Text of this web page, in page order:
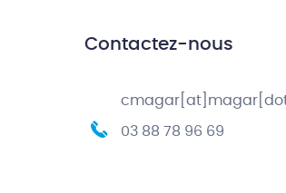
Contactez-nous
03 88 78 96 69